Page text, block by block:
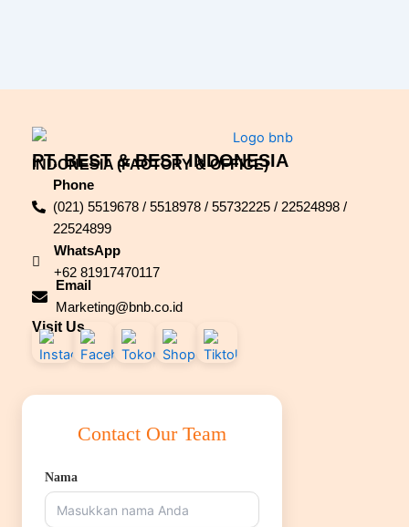
PT. BEST & BEST INDONESIA
INDONESIA (FACTORY & OFFICE)
Phone
(021) 5519678 / 5518978 / 55732225 / 22524898 /
22524899
WhatsApp
+62 81917470117
Email
Marketing@bnb.co.id
Visit Us
Contact Our Team
Nama